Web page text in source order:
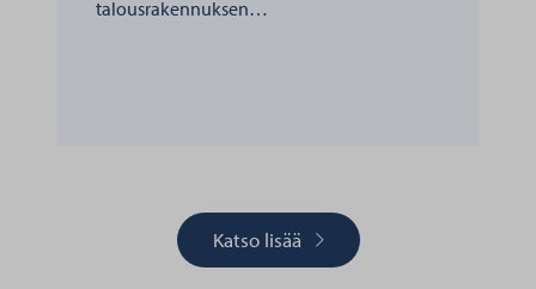
talousrakennuksen…
Katso lisää